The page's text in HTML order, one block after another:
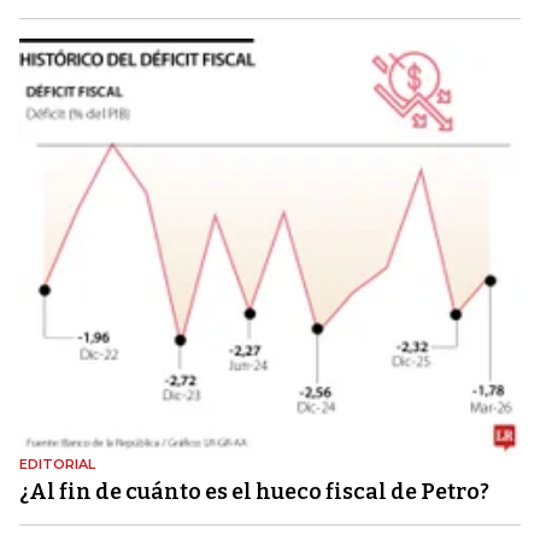
EDITORIAL
¿Al fin de cuánto es el hueco fiscal de Petro?